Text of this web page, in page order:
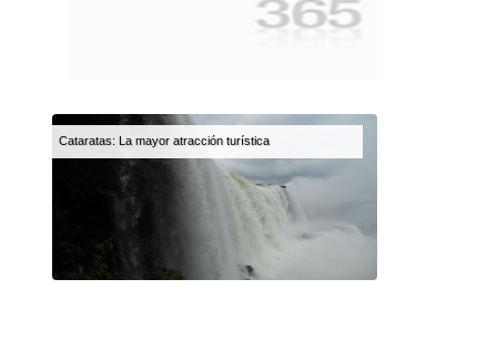
Cataratas: La mayor atracción turística